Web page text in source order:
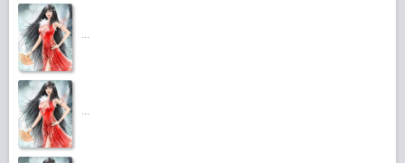
...
...